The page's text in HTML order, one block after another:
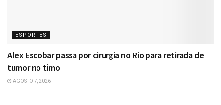
ESPORTES
Alex Escobar passa por cirurgia no Rio para retirada de
tumor no timo
AGOSTO 7, 2026